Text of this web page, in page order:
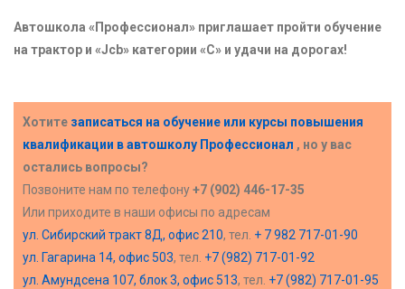
Автошкола «Профессионал» приглашает пройти обучение
на трактор и «Jcb» категории «С» и удачи на дорогах!
Хотите записаться на обучение или курсы повышения
квалификации вавтошколу Профессионал , но у вас
остались вопросы?
Позвоните нам по телефону+7 (902) 446-17-35
Или приходите в наши офисы по адресам
ул. Сибирский тракт 8Д, офис 210, тел. + 7 982 717-01-90
ул. Гагарина 14, офис 503, тел. +7 (982) 717-01-92
ул. Амундсена 107, блок 3, офис 513, тел. +7 (982) 717-01-95